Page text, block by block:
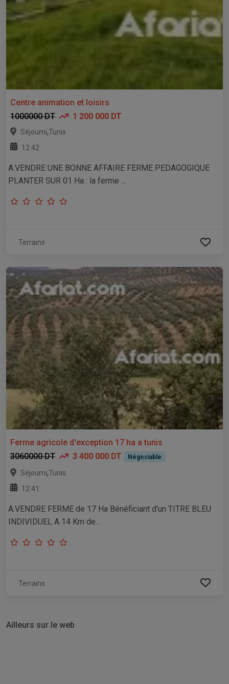
Centre animation et loisirs
1000000 DT
1 200 000 DT
Séjoumi,Tunis
12:42
A.VENDRE UNE BONNE AFFAIRE FERME PEDAGOGIQUE
PLANTER SUR 01 Ha : la ferme ...
Terrains
Ferme agricole d'exception 17 ha a tunis
3060000 DT
3 400 000 DT Négociable
Séjoumi,Tunis
12:41
A.VENDRE FERME de 17 Ha Bénéficiant d'un TITRE BLEU
INDIVIDUEL A 14 Km de...
Terrains
Ailleurs sur le web